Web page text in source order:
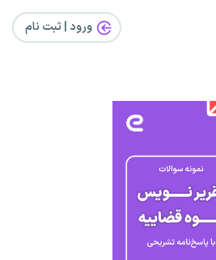
ورود | ثبت‌ نام